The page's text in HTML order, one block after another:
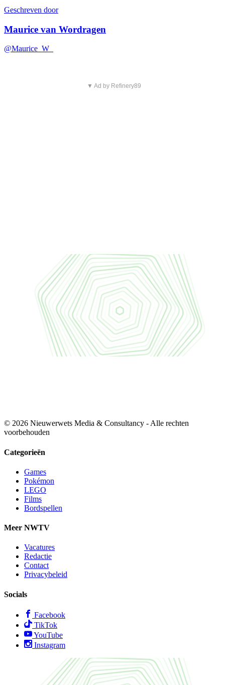
Geschreven door
Maurice van Wordragen
@Maurice_W_
▼ Ad by Refinery89
© 2026 Nieuwerwets Media & Consultancy - Alle rechten
voorbehouden
Categorieën
Games
Pokémon
LEGO
Films
Bordspellen
Meer NWTV
Vacatures
Redactie
Contact
Privacybeleid
Socials
Facebook
TikTok
YouTube
Instagram